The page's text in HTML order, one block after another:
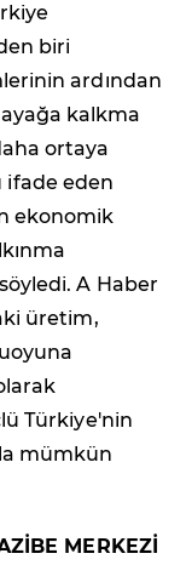
biri
ardından
kalkma
ortaya
ifade eden
ekonomik
A Haber
üretim,
Türkiye'nin
mümkün
MERKEZİ